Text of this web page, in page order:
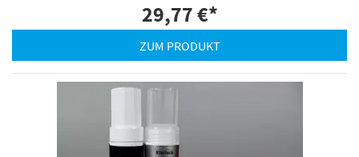
29,77 €*
ZUM PRODUKT